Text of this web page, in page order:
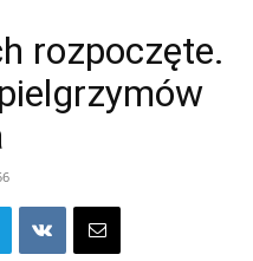
rozpoczęte.